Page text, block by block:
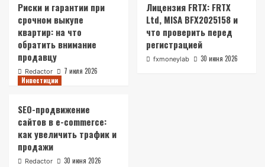
Риски и гарантии при
срочном выкупе
квартир: на что
обратить внимание
продавцу
Redactor 7 июля 2026
Лицензия FRTX: FRTX
Ltd, MISA BFX2025158 и
что проверить перед
регистрацией
fxmoneylab 30 июня 2026
Инвестиции
SEO-продвижение
сайтов в e-commerce:
как увеличить трафик и
продажи
Redactor 30 июня 2026